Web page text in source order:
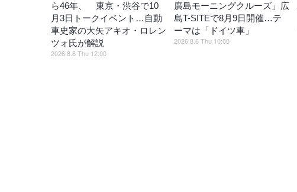
ら46年、 東京・渋谷で10
月3日トークイベント…自動
車史家の大矢アキオ・ロレン
ツォ氏が解説
2026.8.6 Thu 12:00
廣島モーニングクルーズ」広
島T-SITEで8月9日開催…テ
ーマは「ドイツ車」
2026.8.6 Thu 10:00